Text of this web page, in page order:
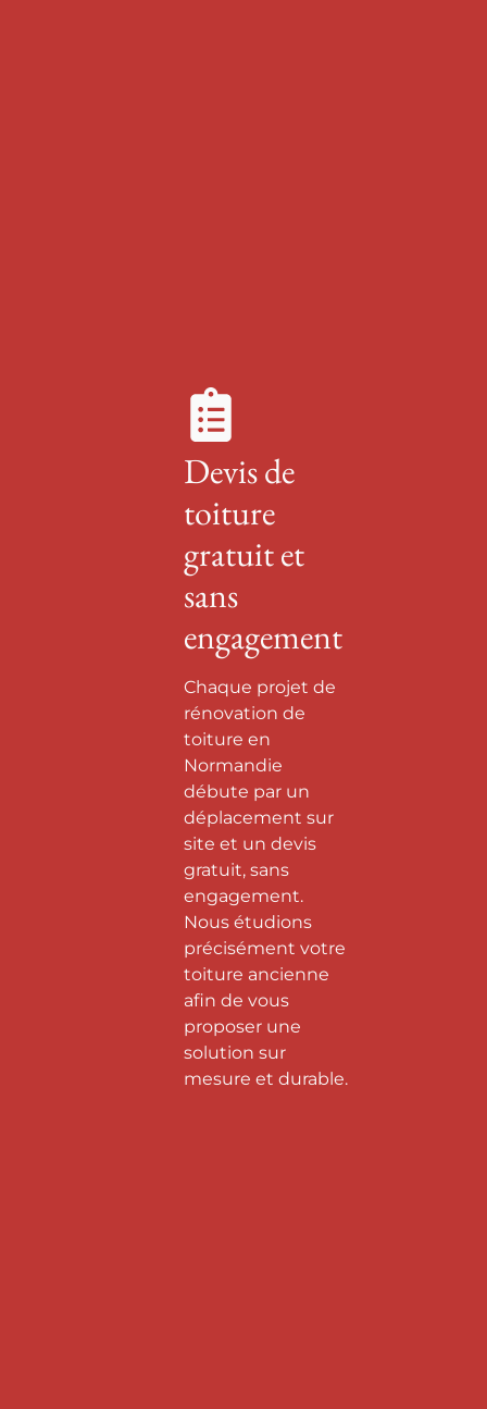
Devis de
toiture
gratuit et
sans
engagement
Chaque projet de
rénovation de
toiture en
Normandie
débute par un
déplacement sur
site et un devis
gratuit, sans
engagement.
Nous étudions
précisément votre
toiture ancienne
afin de vous
proposer une
solution sur
mesure et durable.